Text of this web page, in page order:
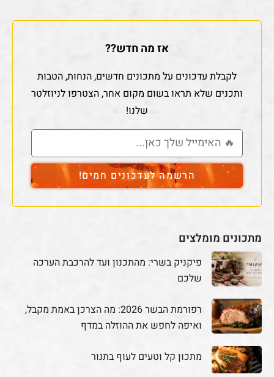
אז מה חדש??
לקבלת עדכונים על מתכונים חדשים, הנחות, הטבות
ותכנים שלא תראו בשום מקום אחר, הצטרפו לניוזלטר
שלנו!
הרשמה לעדכונים חמים!
מתכונים מומלצים
פיקניק בשרי: מהתכנון ועד להרכבת הערכה
שלכם
רפורמת הבשר 2026: מה הצרכן באמת מקבל,
ואיפה לחפש את ההוזלה במדף
מתכון קל וטעים לעוף בתנור